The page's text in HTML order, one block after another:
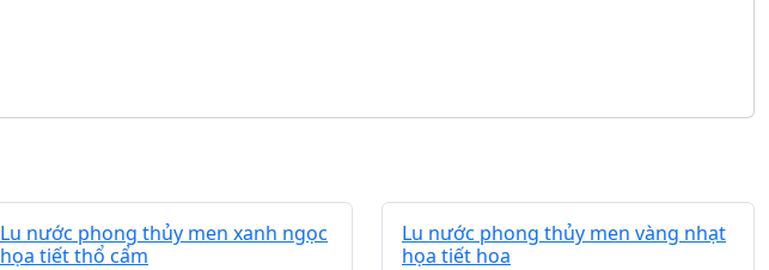
Lu nước phong thủy men xanh ngọc
họa tiết thổ cẩm
Lu nước phong thủy men vàng nhạt
họa tiết hoa